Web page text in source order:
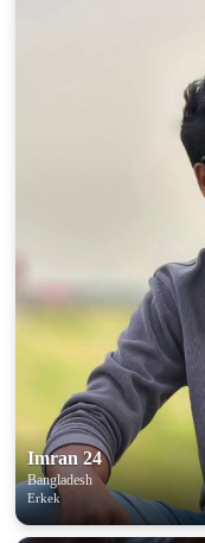
Imran 24
Bangladesh
Erkek